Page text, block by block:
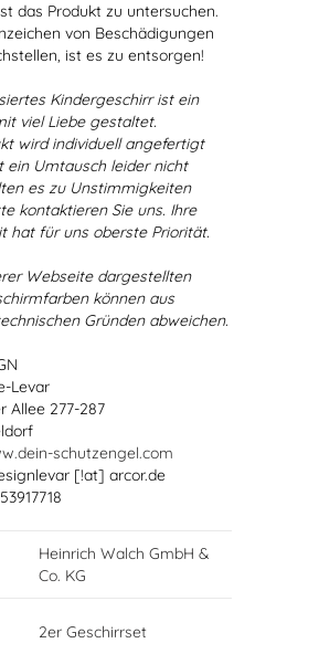
das Produkt zu untersuchen.
von Beschädigungen
ist es zu entsorgen!
Kindergeschirr ist ein
viel Liebe gestaltet.
wird individuell angefertigt
ein Umtausch leider nicht
es zu Unstimmigkeiten
kontaktieren Sie uns. Ihre
hat für uns oberste Priorität.
Webseite dargestellten
können aus
Gründen abweichen.
Levar
Allee 277-287
schutzengel.com
[!at] arcor.de
Heinrich Walch GmbH &
Co. KG
2er Geschirrset